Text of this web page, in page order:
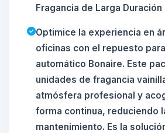
Fragancia de Larga Duración
Optimice la experiencia en
oficinas con el repuesto
automático Bonaire. Este
unidades de fragancia
atmósfera profesional y
forma continua, reduciendo
mantenimiento. Es la